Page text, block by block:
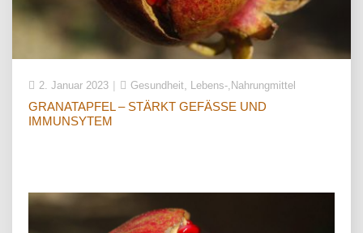
2. Januar 2023 Gesundheit Lebens-,Nahrungmittel
GRANATAPFEL – STÄRKT GEFÄSSE UND I
MMUNSYTEM